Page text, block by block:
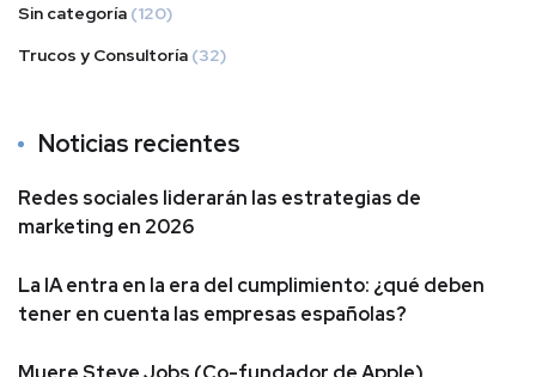
Sin categoría (120)
Trucos y Consultoría (32)
Noticias recientes
Redes sociales liderarán las estrategias de
marketing en 2026
La IA entra en la era del cumplimiento: ¿qué deben
tener en cuenta las empresas españolas?